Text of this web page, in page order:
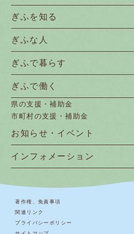
ぎふを知る
ぎふな人
ぎふで暮らす
ぎふで働く
県の支援・補助金
市町村の支援・補助金
お知らせ・イベント
インフォメーション
著作権、免責事項
関連リンク
プライバシーポリシー